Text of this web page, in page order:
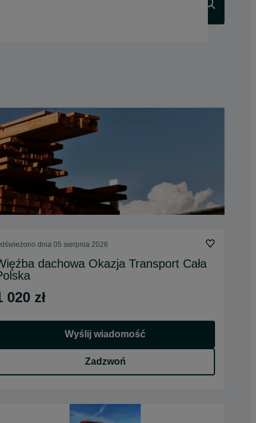
dnia 05 sierpnia 2026
dachowa Okazja Transport Cała
020 zł
Wyślij wiadomość
Zadzwoń